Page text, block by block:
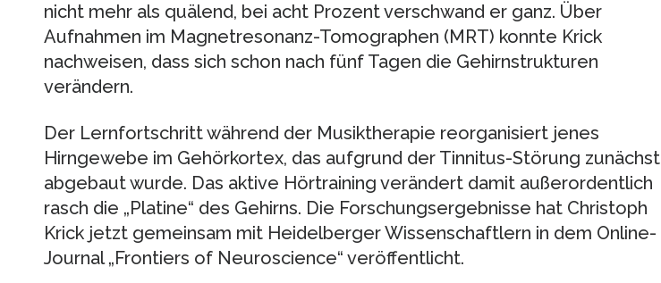
nicht mehr als quälend, bei acht Prozent verschwand er ganz. Über
Aufnahmen im Magnetresonanz-Tomographen (MRT) konnte Krick
nachweisen, dass sich schon nach fünf Tagen die Gehirnstrukturen
verändern.
Der Lernfortschritt während der Musiktherapie reorganisiert jenes
Hirngewebe im Gehörkortex, das aufgrund der Tinnitus-Störung zunächst
abgebaut wurde. Das aktive Hörtraining verändert damit außerordentlich
rasch die „Platine“ des Gehirns. Die Forschungsergebnisse hat Christoph
Krick jetzt gemeinsam mit Heidelberger Wissenschaftlern in dem Online-
Journal „Frontiers of Neuroscience“ veröffentlicht.